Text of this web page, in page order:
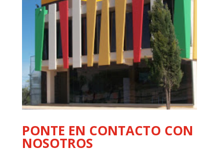
PONTE EN CONTACTO CON
NOSOTROS